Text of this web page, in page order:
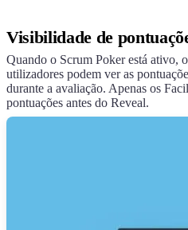
Visibilidade de
Quando o Scrum Poker está ativo,
utilizadores podem ver as
durante a avaliação. Apenas os
pontuações antes do Reveal.